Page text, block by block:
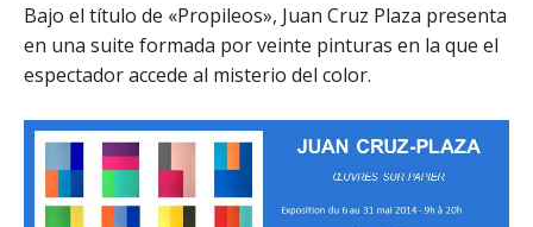
Bajo el título de «Propileos», Juan Cruz Plaza presenta
en una suite formada por veinte pinturas en la que el
espectador accede al misterio del color.